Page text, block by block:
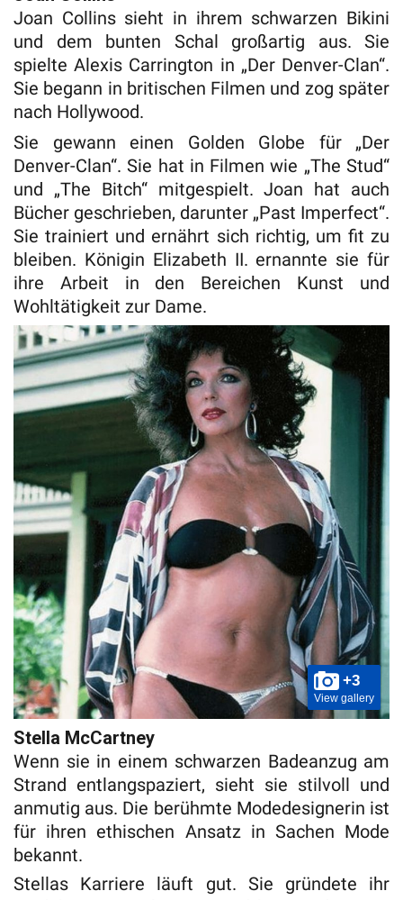
Joan Collins sieht in ihrem schwarzen Bikini
und dem bunten Schal großartig aus. Sie
spielte Alexis Carrington in „Der Denver-Clan“.
Sie begann in britischen Filmen und zog später
nach Hollywood.
Sie gewann einen Golden Globe für „Der
Denver-Clan“. Sie hat in Filmen wie „The Stud“
und „The Bitch“ mitgespielt. Joan hat auch
Bücher geschrieben, darunter „Past Imperfect“.
Sie trainiert und ernährt sich richtig, um fit zu
bleiben. Königin Elizabeth II. ernannte sie für
ihre Arbeit in den Bereichen Kunst und
Wohltätigkeit zur Dame.
+3
View gallery
Stella McCartney
Wenn sie in einem schwarzen Badeanzug am
Strand entlangspaziert, sieht sie stilvoll und
anmutig aus. Die berühmte Modedesignerin ist
für ihren ethischen Ansatz in Sachen Mode
bekannt.
Stellas Karriere läuft gut. Sie gründete ihr